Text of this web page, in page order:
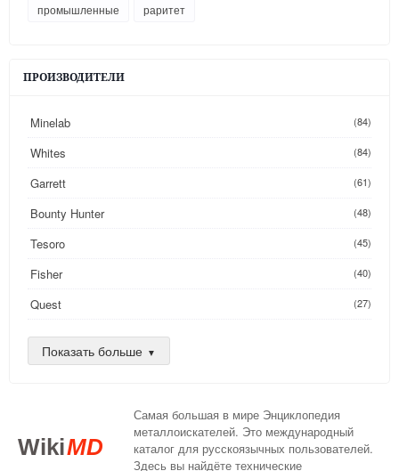
промышленные
раритет
ПРОИЗВОДИТЕЛИ
Minelab (84)
Whites (84)
Garrett (61)
Bounty Hunter (48)
Tesoro (45)
Fisher (40)
Quest (27)
Golden Mask
Nokta
XP (14)
Показать больше
WikiMD
Самая большая в мире Энциклопедия
металлоискателей. Это международный
каталог для русскоязычных пользователей.
Здесь вы найдёте технические